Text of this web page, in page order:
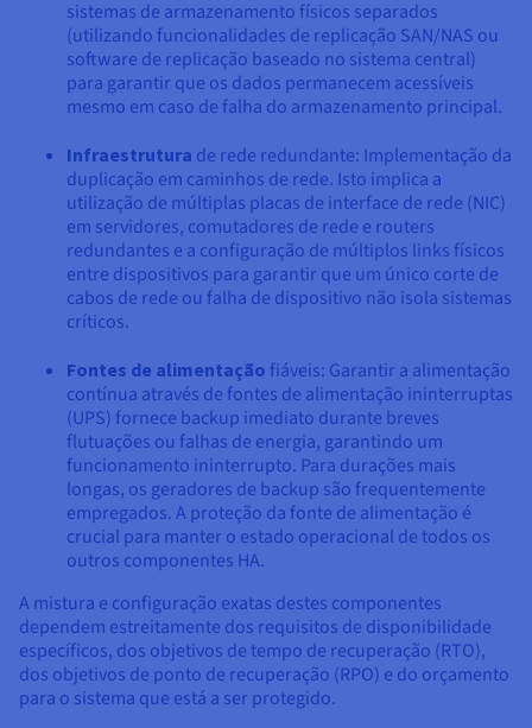
sistemas de armazenamento físicos separados
(utilizando funcionalidades de replicação SAN/NAS ou
software de replicação baseado no sistema central)
para garantir que os dados permanecem acessíveis
mesmo em caso de falha do armazenamento principal.
Infraestrutura de rede redundante: Implementação da
duplicação em caminhos de rede. Isto implica a
utilização de múltiplas placas de interface de rede (NIC)
em servidores, comutadores de rede e routers
redundantes e a configuração de múltiplos links físicos
entre dispositivos para garantir que um único corte de
cabos de rede ou falha de dispositivo não isola sistemas
críticos.
Fontes de alimentação fiáveis: Garantir a alimentação
contínua através de fontes de alimentação ininterruptas
(UPS) fornece backup imediato durante breves
flutuações ou falhas de energia, garantindo um
funcionamento ininterrupto. Para durações mais
longas, os geradores de backup são frequentemente
empregados. A proteção da fonte de alimentação é
crucial para manter o estado operacional de todos os
outros componentes HA.
A mistura e configuração exatas destes componentes
dependem estreitamente dos requisitos de disponibilidade
específicos, dos objetivos de tempo de recuperação (RTO),
dos objetivos de ponto de recuperação (RPO) e do orçamento
para o sistema que está a ser protegido.